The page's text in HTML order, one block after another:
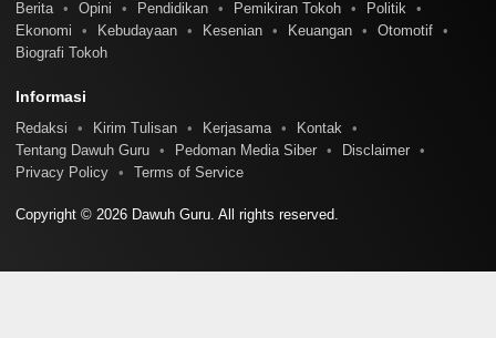
Berita Opini Pendidikan Pemikiran Tokoh
Politik
Ekonomi
Kebudayaan Kesenian Keuangan
Otomotif
Biografi Tokoh
Informasi
Redaksi Kirim Tulisan Kerjasama
Kontak
Tentang Dawuh Guru
Pedoman Media Siber
Disclaimer
Privacy Policy
Terms of Service
Copyright © 2026 Dawuh Guru. All rights reserved.